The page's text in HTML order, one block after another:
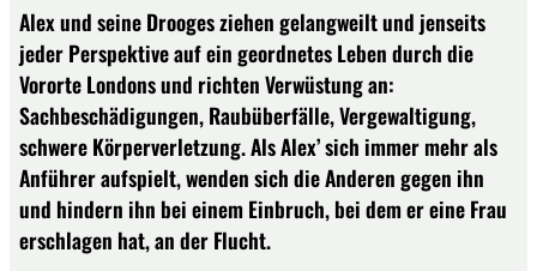
Alex und seine Drooges ziehen gelangweilt und jenseits
jeder Perspektive auf ein geordnetes Leben durch die
Vororte Londons und richten Verwüstung an:
Sachbeschädigungen, Raubüberfälle, Vergewaltigung,
schwere Körperverletzung. Als Alex’ sich immer mehr als
Anführer aufspielt, wenden sich die Anderen gegen ihn
und hindern ihn bei einem Einbruch, bei dem er eine Frau
erschlagen hat, an der Flucht.